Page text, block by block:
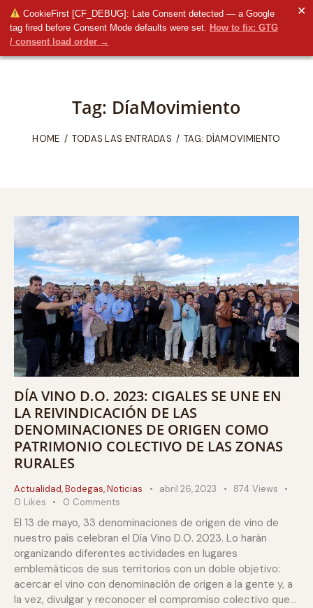
CookieFirst [CF_DEBUG]: Late Consent detected — a Google
tag fired before Consent Mode defaults were set. How to fix: GTG
/ consent load order →
✕
Tag: DíaMovimiento
HOME TODAS LAS ENTRADAS TAG: DÍAMOVIMIENTO
DÍA VINO D.O. 2023: CIGALES SE UNE EN
LA REIVINDICACIÓN DE LAS
DENOMINACIONES DE ORIGEN COMO
PATRIMONIO COLECTIVO DE LAS ZONAS
RURALES
Actualidad,Bodegas,Noticias abril 26, 2023 874 Views
0 Likes 0 Comments
El 13 de mayo, 33 denominaciones de origen de vino de
nuestro país celebran el Día Vino D.O. 2023. Lo harán
organizando diferentes actividades en lugares
emblemáticos de sus territorios con un doble objetivo:
acercar el vino con denominación de origen a la gente y, a
la vez, divulgar y reconocer el compromiso colectivo que…